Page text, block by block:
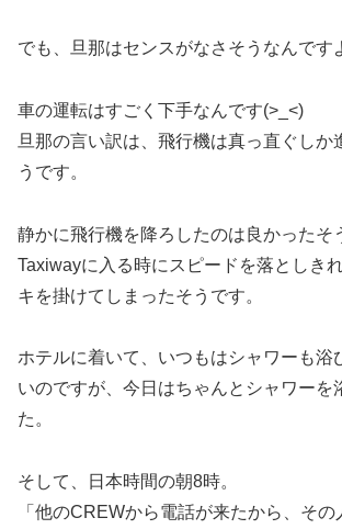
でも、旦那はセンスがなさそうなんです
車の運転はすごく下手なんです(>_<)
旦那の言い訳は、飛行機は真っ直ぐしか
うです。
静かに飛行機を降ろしたのは良かったそ
Taxiwayに入る時にスピードを落としき
キを掛けてしまったそうです。
ホテルに着いて、いつもはシャワーも浴
いのですが、今日はちゃんとシャワーを
た。
そして、日本時間の朝8時。
「他のCREWから電話が来たから、その